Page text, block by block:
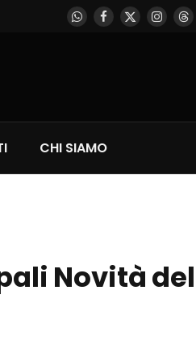
WhatsApp
Facebook
X
CHI SIAMO
Novità del